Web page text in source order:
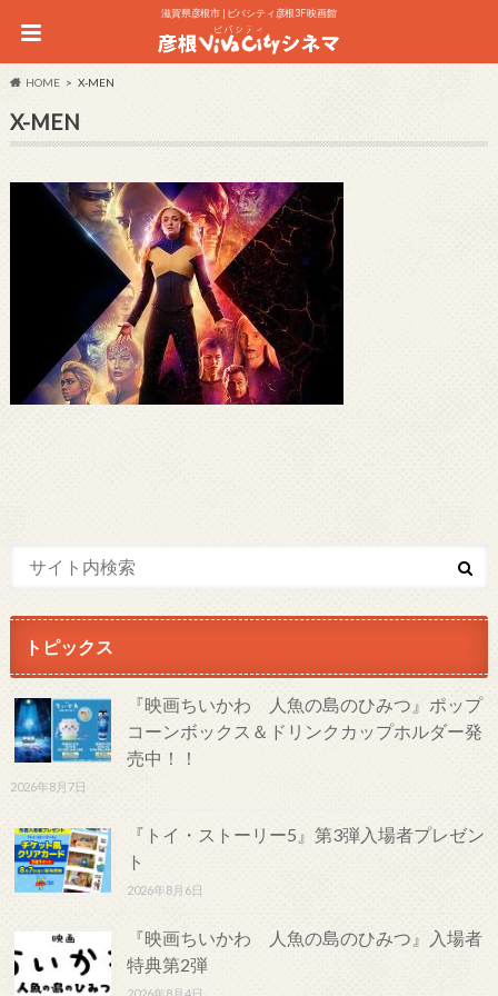
滋賀県彦根市 | ビバシティ彦根3F 映画館
HOME X-MEN
X-MEN
トピックス
『映画ちいかわ 人魚の島のひみつ』ポップ
コーンボックス＆ドリンクカップホルダー発
売中！！
2026年8月7日
『トイ・ストーリー5』第3弾入場者プレゼン
ト
2026年8月6日
『映画ちいかわ 人魚の島のひみつ』入場者
特典第2弾